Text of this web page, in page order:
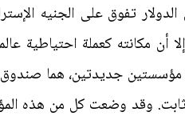
تفوق على الجنيه
إلا أن مكانته كعملة احتياطية
جديدتين، هما صندوق
وقد وضعت كل من هذه